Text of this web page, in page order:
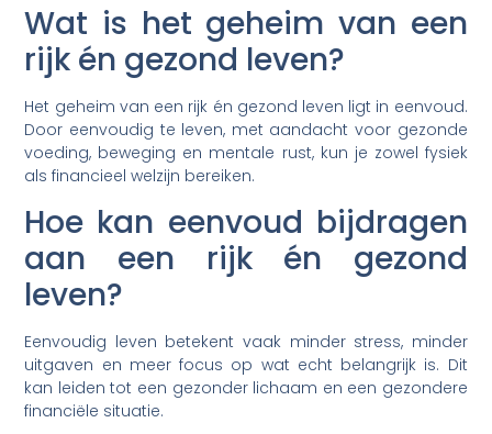
Wat is het geheim van een
rijk én gezond leven?
Het geheim van een rijk én gezond leven ligt in eenvoud.
Door eenvoudig te leven, met aandacht voor gezonde
voeding, beweging en mentale rust, kun je zowel fysiek
als financieel welzijn bereiken.
Hoe kan eenvoud bijdragen
aan een rijk én gezond
leven?
Eenvoudig leven betekent vaak minder stress, minder
uitgaven en meer focus op wat echt belangrijk is. Dit
kan leiden tot een gezonder lichaam en een gezondere
financiële situatie.